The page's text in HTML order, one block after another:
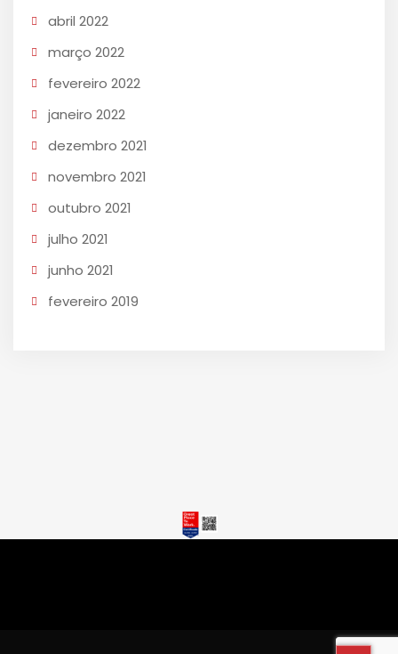
abril 2022
março 2022
fevereiro 2022
janeiro 2022
dezembro 2021
novembro 2021
outubro 2021
julho 2021
junho 2021
fevereiro 2019